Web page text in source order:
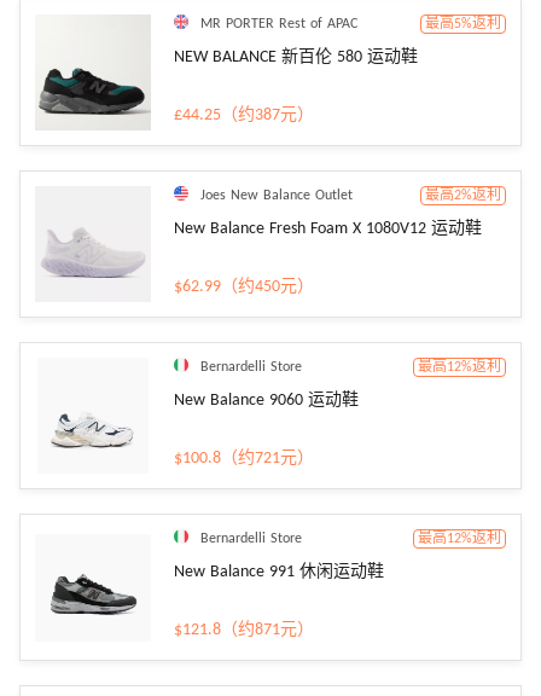
MR PORTER Rest of APAC 最高5%返利
NEW BALANCE 新百伦 580 运动鞋
£44.25（约387元）
Joes New Balance Outlet 最高2%返利
New Balance Fresh Foam X 1080V12 运动鞋
$62.99（约450元）
Bernardelli Store 最高12%返利
New Balance 9060 运动鞋
$100.8（约721元）
Bernardelli Store 最高12%返利
New Balance 991 休闲运动鞋
$121.8（约871元）